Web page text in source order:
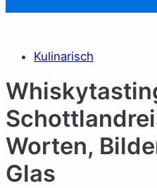
Kulinarisch
Worten,
Glas